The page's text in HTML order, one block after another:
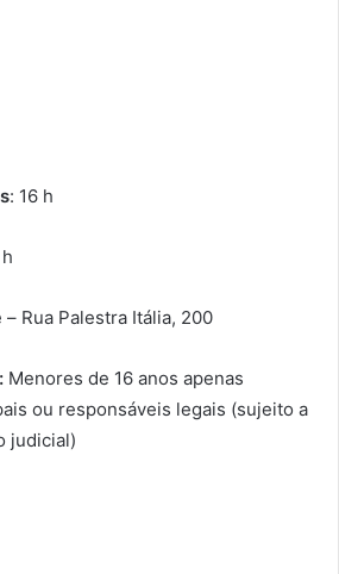
: 16 h
– Rua Palestra Itália, 200
Menores de 16 anos apenas
ou responsáveis legais (sujeito a
judicial)